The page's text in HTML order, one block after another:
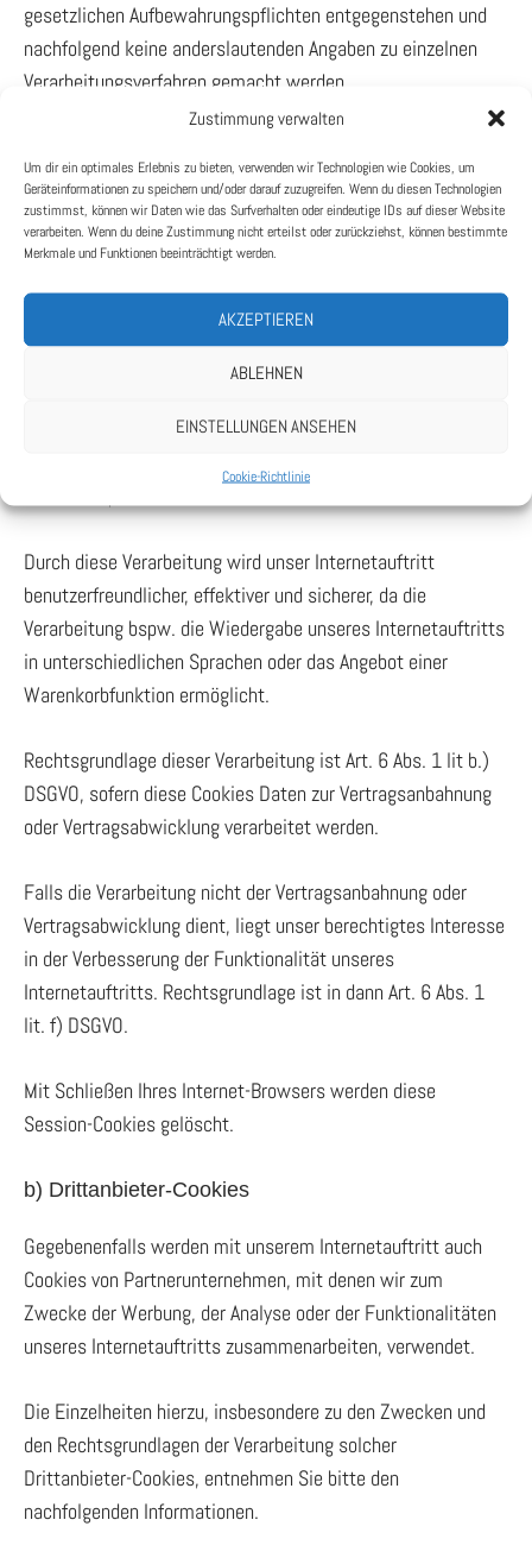
Zustimmung verwalten
Um dir ein optimales Erlebnis zu bieten, verwenden wir Technologien wie Cookies, um
Geräteinformationen zu speichern und/oder darauf zuzugreifen. Wenn du diesen Technologien
zustimmst, können wir Daten wie das Surfverhalten oder eindeutige IDs auf dieser Website
verarbeiten. Wenn du deine Zustimmung nicht erteilst oder zurückziehst, können bestimmte
Merkmale und Funktionen beeinträchtigt werden.
AKZEPTIEREN
ABLEHNEN
EINSTELLUNGEN ANSEHEN
Cookie-Richtlinie
gesetzlichen Aufbewahrungspflichten entgegenstehen und
nachfolgend keine anderslautenden Angaben zu einzelnen
Verarbeitungsverfahren gemacht werden.
a) Sitzungs-Cookies/Session-Cookies
Wir verwenden mit unserem Internetauftritt sog. Cookies.
Cookies sind kleine Textdateien oder andere
Speichertechnologien, die durch den von Ihnen eingesetzten
Internet-Browser auf Ihrem Endgerät ablegt und gespeichert
Umfang bestimmte Informationen von Ihnen, wie
Durch diese Verarbeitung wird unser Internetauftritt
benutzerfreundlicher, effektiver und sicherer, da die
Verarbeitung bspw. die Wiedergabe unseres Internetauftritts
in unterschiedlichen Sprachen oder das Angebot einer
Warenkorbfunktion ermöglicht.
Rechtsgrundlage dieser Verarbeitung ist Art. 6 Abs. 1 lit b.)
DSGVO, sofern diese Cookies Daten zur Vertragsanbahnung
oder Vertragsabwicklung verarbeitet werden.
Falls die Verarbeitung nicht der Vertragsanbahnung oder
Vertragsabwicklung dient, liegt unser berechtigtes Interesse
in der Verbesserung der Funktionalität unseres
Internetauftritts. Rechtsgrundlage ist in dann Art. 6 Abs. 1
lit. f) DSGVO.
Mit Schließen Ihres Internet-Browsers werden diese
Session-Cookies gelöscht.
b) Drittanbieter-Cookies
Gegebenenfalls werden mit unserem Internetauftritt auch
Cookies von Partnerunternehmen, mit denen wir zum
Zwecke der Werbung, der Analyse oder der Funktionalitäten
unseres Internetauftritts zusammenarbeiten, verwendet.
Die Einzelheiten hierzu, insbesondere zu den Zwecken und
den Rechtsgrundlagen der Verarbeitung solcher
Drittanbieter-Cookies, entnehmen Sie bitte den
nachfolgenden Informationen.